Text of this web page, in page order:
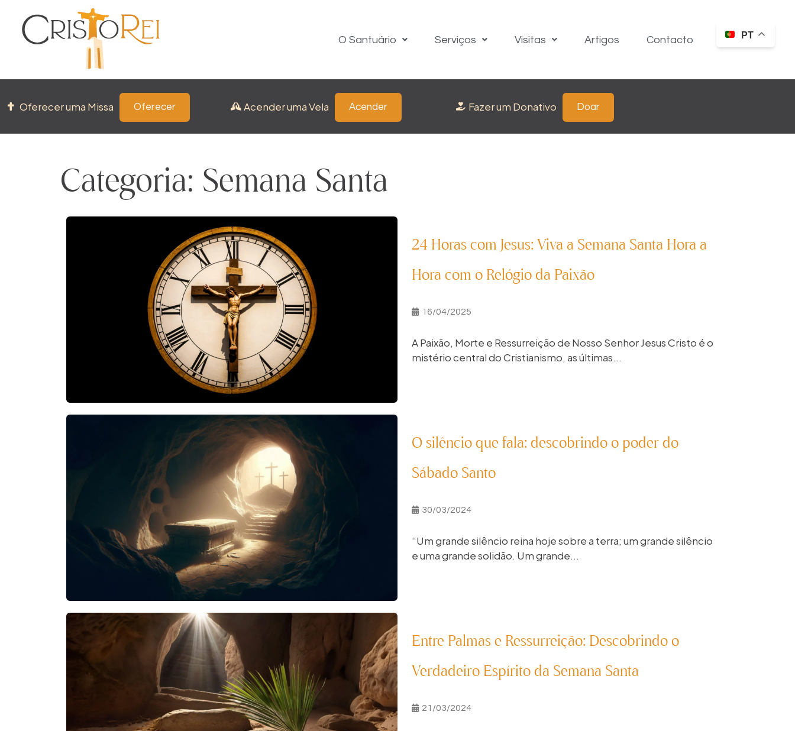
O Santuário Serviços Visitas Artigos Contacto PT
Oferecer uma Missa Oferecer Acender uma Vela Acender Fazer um Donativo Doar
Categoria: Semana Santa
24 Horas com Jesus: Viva a Semana Santa Hora a
Hora com o Relógio da Paixão
16/04/2025
A Paixão, Morte e Ressurreição de Nosso Senhor Jesus Cristo é o
mistério central do Cristianismo, as últimas...
O silêncio que fala: descobrindo o poder do
Sábado Santo
30/03/2024
“Um grande silêncio reina hoje sobre a terra; um grande silêncio
e uma grande solidão. Um grande...
Entre Palmas e Ressurreição: Descobrindo o
Verdadeiro Espírito da Semana Santa
21/03/2024